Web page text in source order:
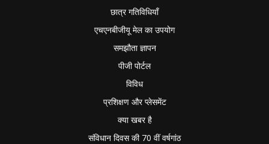
छात्र गतिविधियाँ
एचएनबीजीयू मेल का उपयोग
समझौता ज्ञापन
पीजी पोर्टल
विविध
प्रशिक्षण और प्लेसमेंट
क्या खबर है
संविधान दिवस की 70 वीं वर्षगांठ